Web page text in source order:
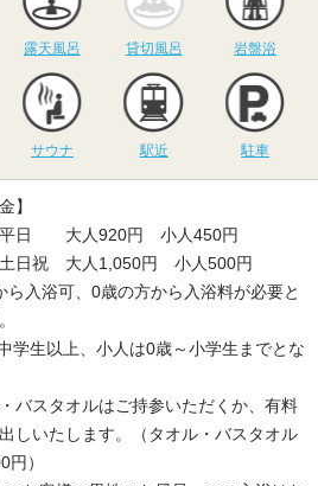
露天風呂 貸切風呂 岩盤浴
サウナ
サウナ 駅近 駐車
】
平日 大人920円 小人450円
大人1,050円 小人500円
入浴可、0歳の方から入浴料が必要と
学生以上、小人は0歳～小学生までとな
バスタオルはご持参いただくか、有料
しいたします。（タオル・バスタオル
円）